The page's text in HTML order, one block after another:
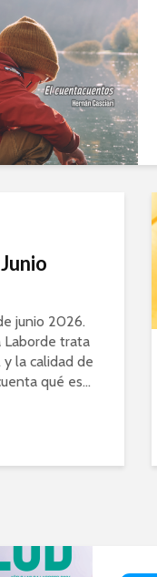
junio 2026.
Laborde trata
la calidad de
qué es...